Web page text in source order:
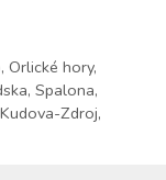
, Orlické hory,
, Spalona,
Kudova-Zdroj,